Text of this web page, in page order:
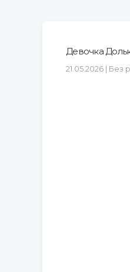
Девочка
21.05.2026 | Без